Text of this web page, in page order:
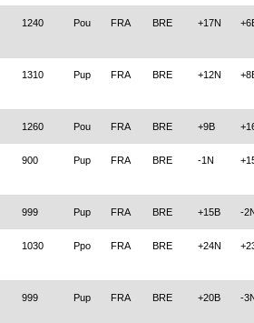
1240 Pou FRA BRE +17N
1310 Pup FRA BRE +12N
1260 Pou FRA BRE +9B
900 Pup FRA BRE -1N
999 Pup FRA BRE +15B -
1030 Ppo FRA BRE +24N
999 Pup FRA BRE +20B -